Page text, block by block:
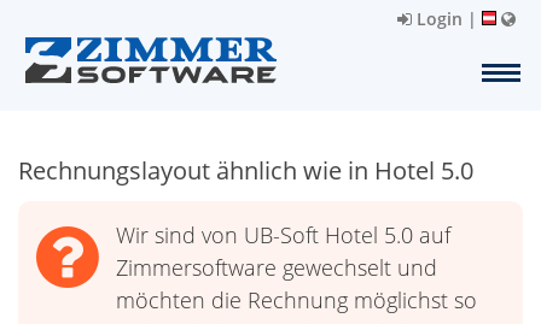
Login |
Rechnungslayout ähnlich wie in Hotel 5.0
Wir sind von UB-Soft Hotel 5.0 auf
Zimmersoftware gewechselt und
möchten die Rechnung möglichst so